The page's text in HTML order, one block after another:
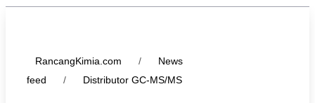
RancangKimia.com /
News
feed
/ Distributor GC-MS/MS